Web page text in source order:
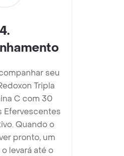
4.
seu
Tripla
C com 30
Efervescentes
Quando o
pronto, um
levará até o